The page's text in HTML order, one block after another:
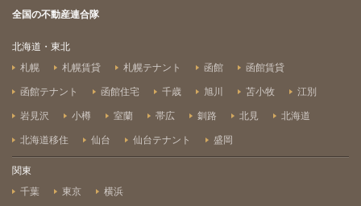
全国の不動産連合隊
北海道・東北
札幌
札幌賃貸 札幌テナント 函館 函館賃貸
函館テナント 函館住宅 千歳 旭川 苫小牧 江別
岩見沢 小樽 室蘭 帯広 釧路 北見 北海道
北海道移住 仙台 仙台テナント 盛岡
関東
千葉
東京 横浜